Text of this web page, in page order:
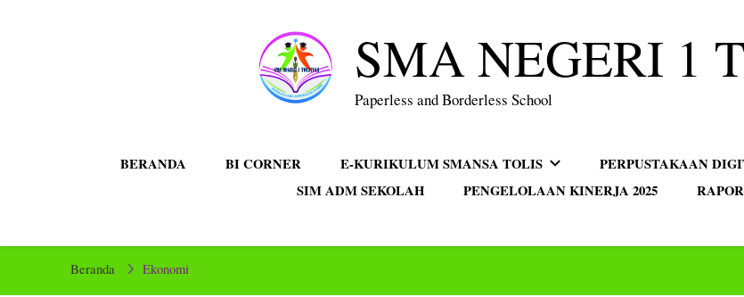
SMA NEGERI 1
Paperless and Borderless School
BERANDA BI CORNER E-KURIKULUM SMANSA TOLIS PERPUSTAKAAN
SIM ADM SEKOLAH
PENGELOLAAN KINERJA 2025
Beranda Ekonomi